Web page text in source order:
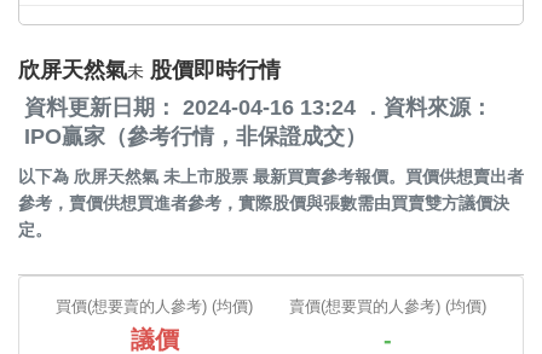
欣屏天然氣未 股價即時行情
資料更新日期： 2024-04-16 13:24 ．資料來源：
IPO贏家（參考行情，非保證成交）
以下為 欣屏天然氣 未上市股票 最新買賣參考報價。買價供想賣出者
參考，賣價供想買進者參考，實際股價與張數需由買賣雙方議價決
定。
買價(想要賣的人參考) (均價)
議價
賣價(想要買的人參考) (均價)
-